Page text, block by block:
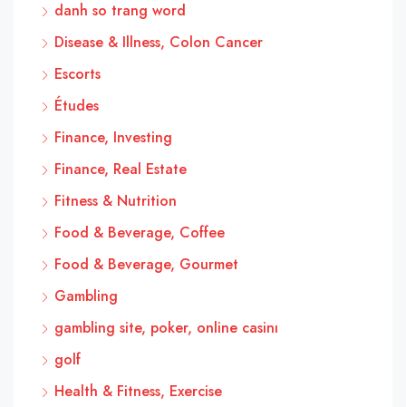
danh so trang word
Disease & Illness, Colon Cancer
Escorts
Études
Finance, Investing
Finance, Real Estate
Fitness & Nutrition
Food & Beverage, Coffee
Food & Beverage, Gourmet
Gambling
gambling site, poker, online casinı
golf
Health & Fitness, Exercise